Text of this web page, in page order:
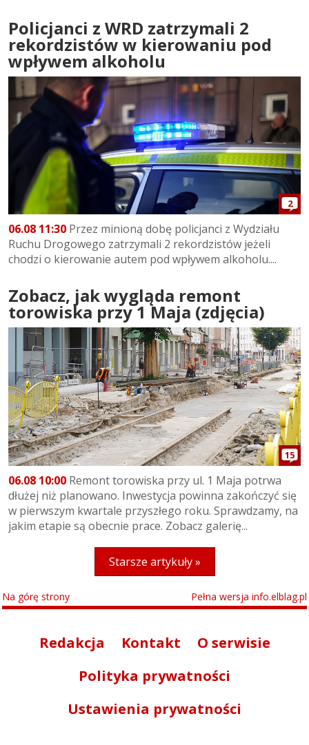
Policjanci z WRD zatrzymali 2
rekordzistów w kierowaniu pod
wpływem alkoholu
2
06.08 11:30 Przez minioną dobę policjanci z Wydziału
Ruchu Drogowego zatrzymali 2 rekordzistów jeżeli
chodzi o kierowanie autem pod wpływem alkoholu....
Zobacz, jak wygląda remont
torowiska przy 1 Maja (zdjęcia)
15
06.08 10:00 Remont torowiska przy ul. 1 Maja potrwa
dłużej niż planowano. Inwestycja powinna zakończyć się
w pierwszym kwartale przyszłego roku. Sprawdzamy, na
jakim etapie są obecnie prace. Zobacz galerię...
Starsze artykuły »
Na górę strony Pełna wersja info.elblag.pl
Redakcja Kontakt
O serwisie
Polityka prywatności
Ustawienia prywatności